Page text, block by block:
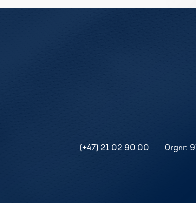
(+47) 21 02 90 00 Orgnr: